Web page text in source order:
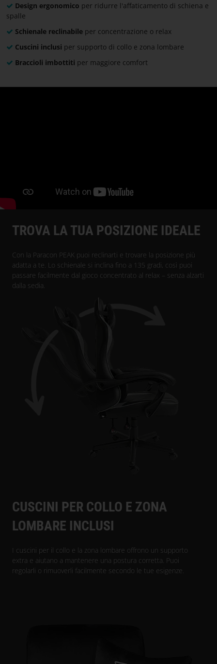
Design ergonomico per ridurre l'affaticamento di schiena e
spalle
Schienale reclinabileper concentrazione o relax
Cuscini inclusi per supporto di collo e zona lombare
Braccioli imbottiti per maggiore comfort
TROVA LA TUA POSIZIONE IDEALE
Con la Paracon PEAK puoi reclinarti e trovare la posizione più
adatta a te. Lo schienale si inclina fino a 135 gradi, così puoi
passare facilmente dal gioco concentrato al relax – senza alzarti
dalla sedia.
CUSCINI PER COLLO E ZONA
LOMBARE INCLUSI
I cuscini per il collo e la zona lombare offrono un supporto
extra e aiutano a mantenere una postura corretta. Puoi
regolarli o rimuoverli facilmente secondo le tue esigenze.